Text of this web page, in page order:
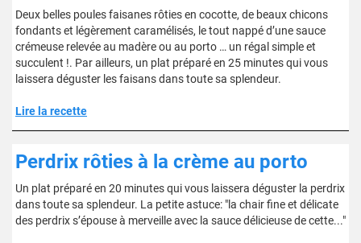
Deux belles poules faisanes rôties en cocotte, de beaux chicons
fondants et légèrement caramélisés, le tout nappé d’une sauce
crémeuse relevée au madère ou au porto … un régal simple et
succulent !. Par ailleurs, un plat préparé en 25 minutes qui vous
laissera déguster les faisans dans toute sa splendeur.
Lire la recette
Perdrix rôties à la crème au porto
Un plat préparé en 20 minutes qui vous laissera déguster la perdrix
dans toute sa splendeur. La petite astuce: "la chair fine et délicate
des perdrix s’épouse à merveille avec la sauce délicieuse de cette..."